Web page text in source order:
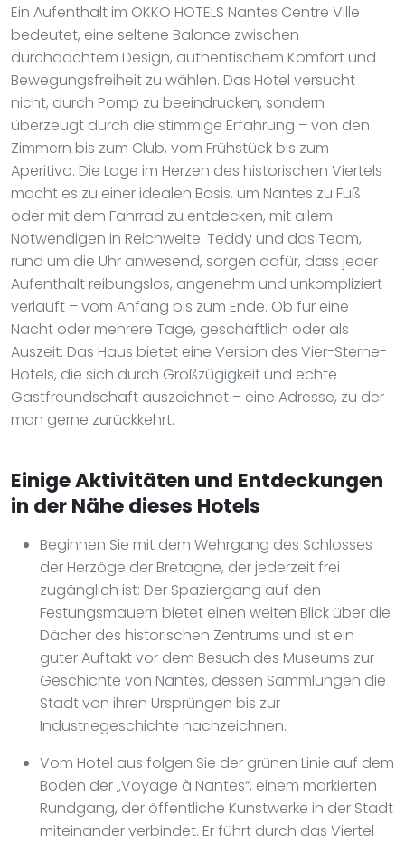
Ein Aufenthalt im OKKO HOTELS Nantes Centre Ville
bedeutet, eine seltene Balance zwischen
durchdachtem Design, authentischem Komfort und
Bewegungsfreiheit zu wählen. Das Hotel versucht
nicht, durch Pomp zu beeindrucken, sondern
überzeugt durch die stimmige Erfahrung – von den
Zimmern bis zum Club, vom Frühstück bis zum
Aperitivo. Die Lage im Herzen des historischen Viertels
macht es zu einer idealen Basis, um Nantes zu Fuß
oder mit dem Fahrrad zu entdecken, mit allem
Notwendigen in Reichweite. Teddy und das Team,
rund um die Uhr anwesend, sorgen dafür, dass jeder
Aufenthalt reibungslos, angenehm und unkompliziert
verläuft – vom Anfang bis zum Ende. Ob für eine
Nacht oder mehrere Tage, geschäftlich oder als
Auszeit: Das Haus bietet eine Version des Vier-Sterne-
Hotels, die sich durch Großzügigkeit und echte
Gastfreundschaft auszeichnet – eine Adresse, zu der
man gerne zurückkehrt.
Einige Aktivitäten und Entdeckungen
in der Nähe dieses Hotels
Beginnen Sie mit dem Wehrgang des Schlosses
der Herzöge der Bretagne, der jederzeit frei
zugänglich ist: Der Spaziergang auf den
Festungsmauern bietet einen weiten Blick über die
Dächer des historischen Zentrums und ist ein
guter Auftakt vor dem Besuch des Museums zur
Geschichte von Nantes, dessen Sammlungen die
Stadt von ihren Ursprüngen bis zur
Industriegeschichte nachzeichnen.
Vom Hotel aus folgen Sie der grünen Linie auf dem
Boden der „Voyage à Nantes“, einem markierten
Rundgang, der öffentliche Kunstwerke in der Stadt
miteinander verbindet. Er führt durch das Viertel